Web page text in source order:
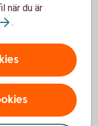
med oss när
vi åt att få vårt
när du är
.